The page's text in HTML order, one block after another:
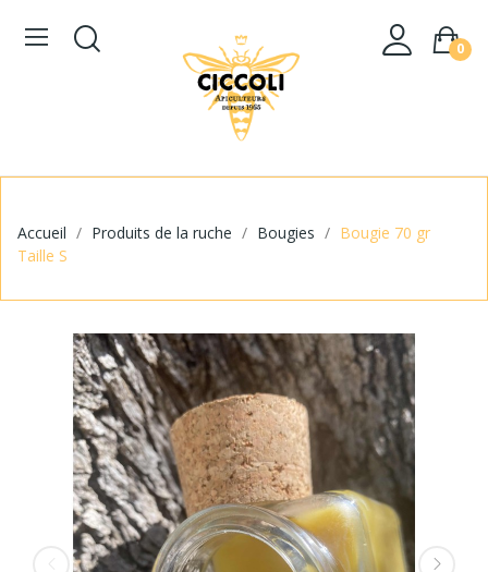
0
Accueil Produits de la ruche Bougies
Bougie 70 gr
Taille S